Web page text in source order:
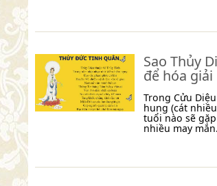
Sao Thủy
để hóa giải
Trong Cửu
hung (cát
tuổi nào sẽ
nhiều may mắn.